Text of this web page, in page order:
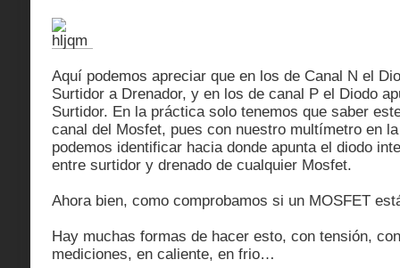
Aquí podemos apreciar que en los de Canal N el
Surtidor a Drenador, y en los de canal P el Diodo
Surtidor. En la práctica solo tenemos que saber
canal del Mosfet, pues con nuestro multímetro en
podemos identificar hacia donde apunta el diodo
entre surtidor y drenado de cualquier Mosfet.
Ahora bien, como comprobamos si un MOSFET está
Hay muchas formas de hacer esto, con tensión,
mediciones, en caliente, en frio…